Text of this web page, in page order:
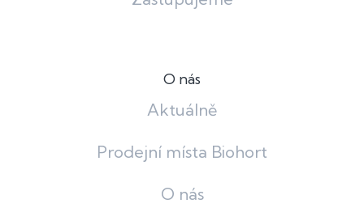
O nás
Aktuálně
Prodejní místa Biohort
O nás